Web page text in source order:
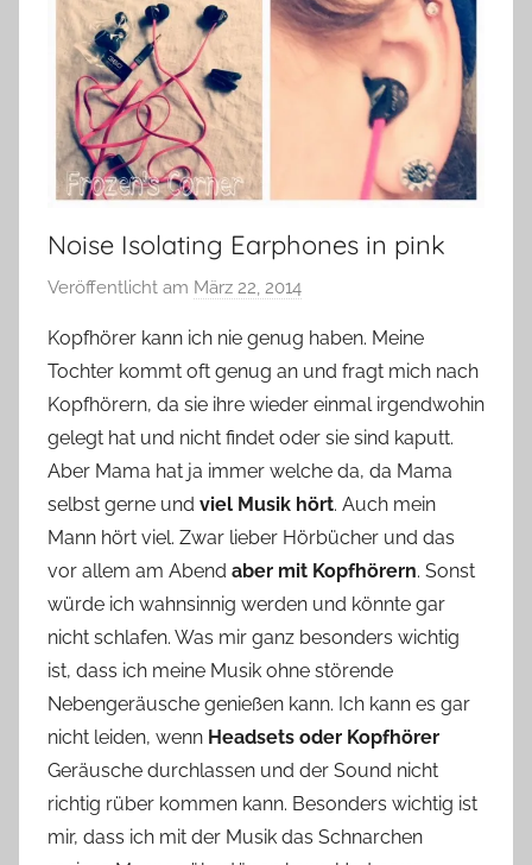
Noise Isolating Earphones in pink
Veröffentlicht am März 22, 2014
n
Y
v
o
n
n
e
Kopfhörer kann ich nie genug haben. Meine
Tochter kommt oft genug an und fragt mich nach
Kopfhörern, da sie ihre wieder einmal irgendwohin
gelegt hat und nicht findet oder sie sind kaputt.
Aber Mama hat ja immer welche da, da Mama
selbst gerne und viel Musik hört. Auch mein
Mann hört viel. Zwar lieber Hörbücher und das
vor allem am Abend aber mit Kopfhörern. Sonst
würde ich wahnsinnig werden und könnte gar
nicht schlafen. Was mir ganz besonders wichtig
ist, dass ich meine Musik ohne störende
Nebengeräusche genießen kann. Ich kann es gar
nicht leiden, wenn Headsets oder Kopfhörer
Geräusche durchlassen und der Sound nicht
richtig rüber kommen kann. Besonders wichtig ist
mir, dass ich mit der Musik das Schnarchen